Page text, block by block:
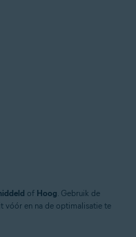
of Hoog. Gebruik de
vóór en na de optimalisatie te